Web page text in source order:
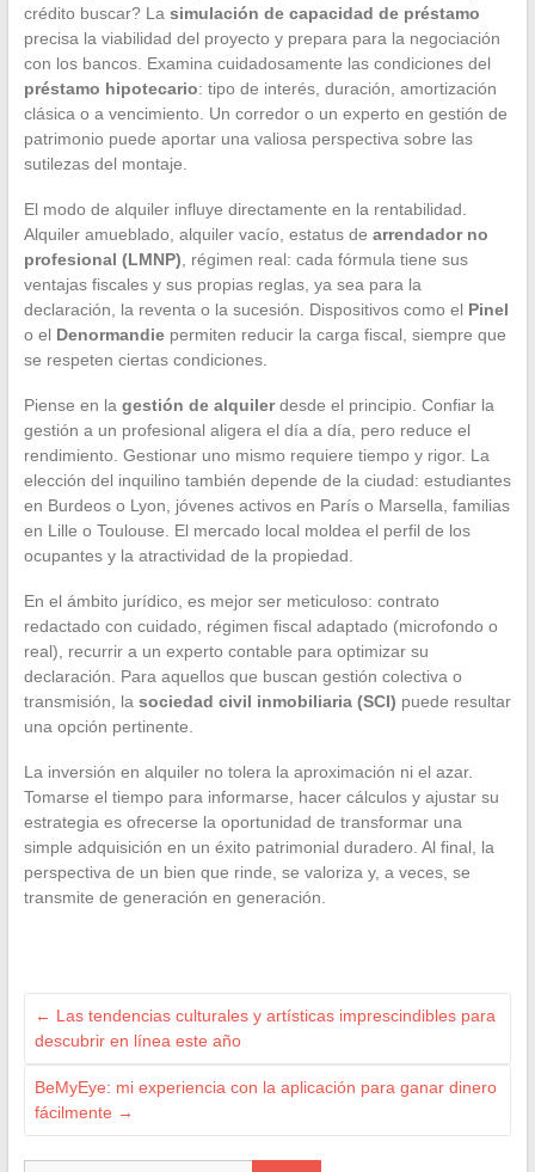
crédito buscar? La simulación de capacidad de préstamo
precisa la viabilidad del proyecto y prepara para la negociación
con los bancos. Examina cuidadosamente las condiciones del
préstamo hipotecario: tipo de interés, duración, amortización
clásica o a vencimiento. Un corredor o un experto en gestión de
patrimonio puede aportar una valiosa perspectiva sobre las
sutilezas del montaje.
El modo de alquiler influye directamente en la rentabilidad.
Alquiler amueblado, alquiler vacío, estatus de arrendador no
profesional (LMNP) , régimen real: cada fórmula tiene sus
ventajas fiscales y sus propias reglas, ya sea para la
declaración, la reventa o la sucesión. Dispositivos como el Pinel
o el Denormandiepermiten reducir la carga fiscal, siempre que
se respeten ciertas condiciones.
Piense en la gestión de alquilerdesde el principio. Confiar la
gestión a un profesional aligera el día a día, pero reduce el
rendimiento. Gestionar uno mismo requiere tiempo y rigor. La
elección del inquilino también depende de la ciudad: estudiantes
en Burdeos o Lyon, jóvenes activos en París o Marsella, familias
en Lille o Toulouse. El mercado local moldea el perfil de los
ocupantes y la atractividad de la propiedad.
En el ámbito jurídico, es mejor ser meticuloso: contrato
redactado con cuidado, régimen fiscal adaptado (microfondo o
real), recurrir a un experto contable para optimizar su
declaración. Para aquellos que buscan gestión colectiva o
transmisión, la sociedad civil inmobiliaria (SCI) puede resultar
una opción pertinente.
La inversión en alquiler no tolera la aproximación ni el azar.
Tomarse el tiempo para informarse, hacer cálculos y ajustar su
estrategia es ofrecerse la oportunidad de transformar una
simple adquisición en un éxito patrimonial duradero. Al final, la
perspectiva de un bien que rinde, se valoriza y, a veces, se
transmite de generación en generación.
← Las tendencias culturales y artísticas imprescindibles para
descubrir en línea este año
BeMyEye: mi experiencia con la aplicación para ganar dinero
fácilmente →